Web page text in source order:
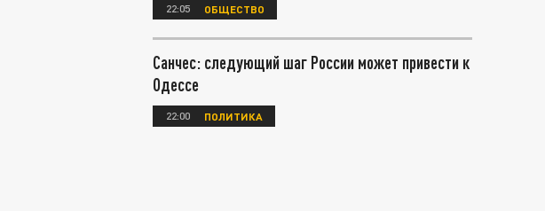
22:05 ОБЩЕСТВО
Санчес: следующий шаг России может привести к
Одессе
22:00 ПОЛИТИКА